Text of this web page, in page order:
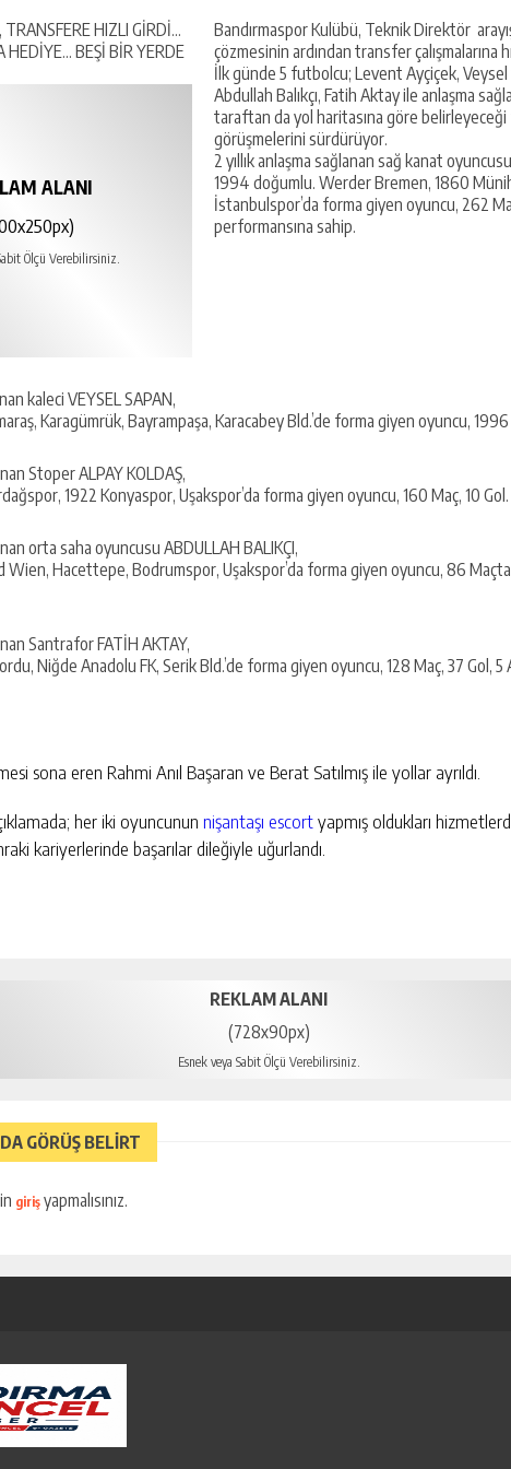
ALANI
Ölçü Verebilirsiniz.
Bandırmaspor Kulübü, Teknik Direktör
çözmesinin ardından transfer çalışmalarına
İlk günde 5 futbolcu; Levent Ayçiçek, Veysel
Abdullah Balıkçı, Fatih Aktay ile anlaşma
taraftan da yol haritasına göre
görüşmelerini sürdürüyor.
2 yıllık anlaşma sağlanan sağ kanat
1994 doğumlu. Werder Bremen, 1860
İstanbulspor’da forma giyen oyuncu, 262
performansına sahip.
kaleci VEYSEL SAPAN,
Karagümrük, Bayrampaşa, Karacabey Bld.’de forma giyen oyuncu,
Stoper ALPAY KOLDAŞ,
1922 Konyaspor, Uşakspor’da forma giyen oyuncu, 160 Maç, 10
orta saha oyuncusu ABDULLAH BALIKÇI,
Wien, Hacettepe, Bodrumspor, Uşakspor’da forma giyen oyuncu, 86
Santrafor FATİH AKTAY,
Niğde Anadolu FK, Serik Bld.’de forma giyen oyuncu, 128 Maç, 37 Gol,
sona eren Rahmi Anıl Başaran ve Berat Satılmış ile yollar ayrıldı.
her iki oyuncunun nişantaşı escortyapmış oldukları
kariyerlerinde başarılar dileğiyle uğurlandı.
REKLAM ALANI
(728x90px)
Esnek veya Sabit Ölçü Verebilirsiniz.
GÖRÜŞ BELİRT
giriş yapmalısınız.